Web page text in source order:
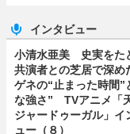
インタビュー
小清水亜美 史実をた
共演者との芝居で深め
ゲネの“止まった時間”
な強さ” TVアニメ「
ジャードゥーガル」イ
ュー（８）